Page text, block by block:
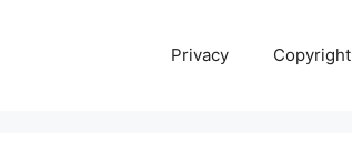
Privacy Copyright